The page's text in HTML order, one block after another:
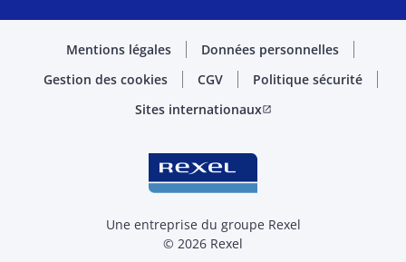
Mentions légales
Données personnelles
Gestion des cookies
CGV
Politique sécurité
Sites internationauxopen_in_new
Une entreprise du groupe Rexel
© 2026 Rexel